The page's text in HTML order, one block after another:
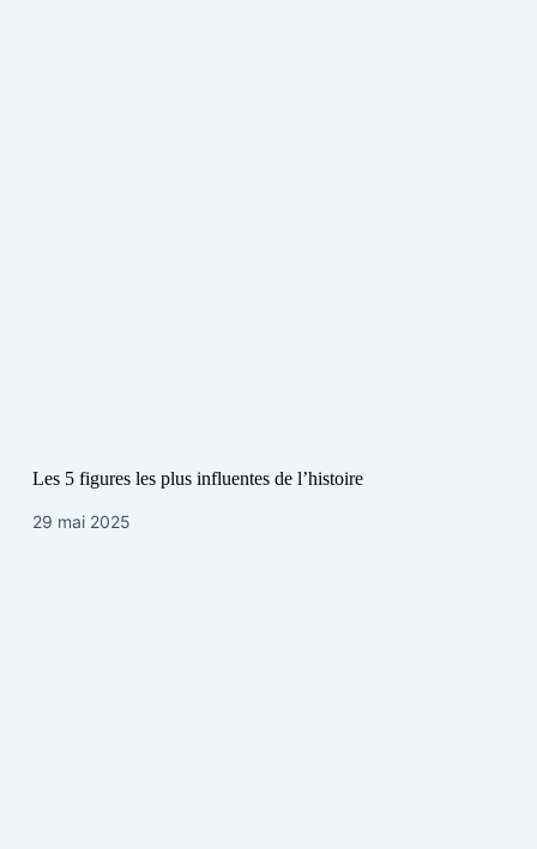
Les 5 figures les plus influentes de l’histoire
29 mai 2025